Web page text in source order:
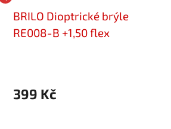
BRILO Dioptrické brýle
RE008-B +1,50 flex
399 Kč